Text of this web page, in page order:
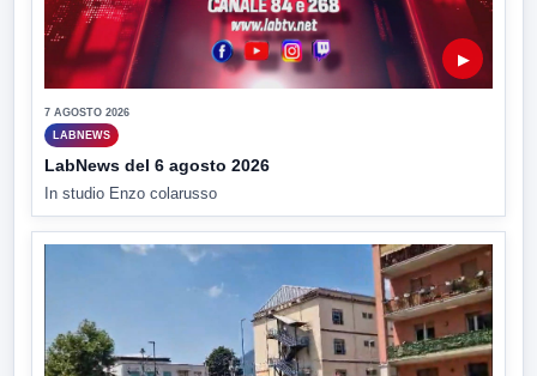
▶
7 AGOSTO 2026
LABNEWS
LabNews del 6 agosto 2026
In studio Enzo colarusso